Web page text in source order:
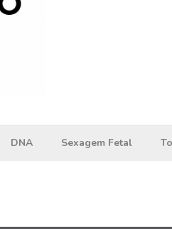
DNA Sexagem Fetal